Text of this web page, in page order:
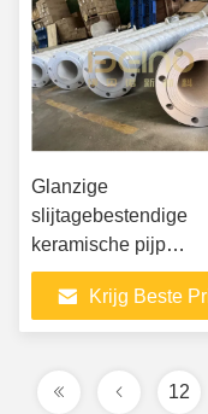
Glanzige
slijtagebestendige
keramische pijp
Aluminium in de
steenkoolwasser
Krijg Beste
12